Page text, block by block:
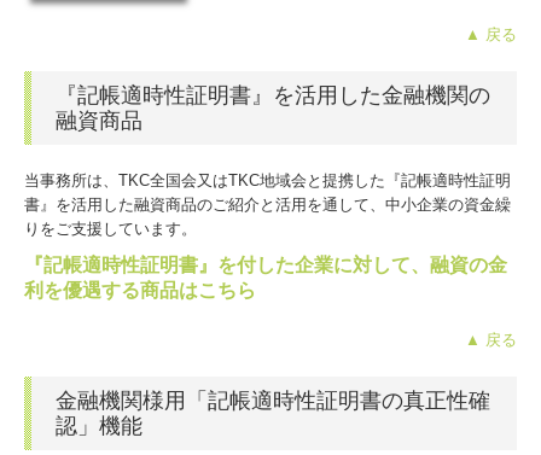
▲ 戻る
『記帳適時性証明書』を活用した金融機関の
融資商品
当事務所は、TKC全国会又はTKC地域会と提携した『記帳適時性証明
書 』 を活用した融資商品のご紹介と活用を通して、中小企業の資金繰
りをご支援しています。
『記帳適時性証明書』を付した企業に対して、 融資の金
利を優遇する商品はこちら
▲ 戻る
金融機関様用「記帳適時性証明書の真正性確
認」機能